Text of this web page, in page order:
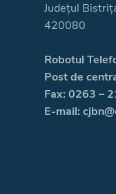
Județul
420080
Robotul
Post de
Fax: 0263 –
E-mail: